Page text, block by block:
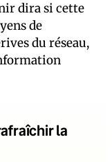
dira si cette
de
du réseau,
la